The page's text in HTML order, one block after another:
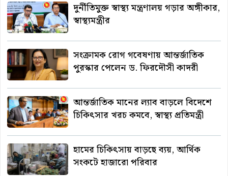
দুর্নীতিমুক্ত স্বাস্থ্য মন্ত্রণালয় গড়ার অঙ্গীকার,
স্বাস্থ্যমন্ত্রীর
সংক্রামক রোগ গবেষণায় আন্তর্জাতিক
পুরস্কার পেলেন ড. ফিরদৌসী কাদরী
আন্তর্জাতিক মানের ল্যাব বাড়লে বিদেশে
চিকিৎসার খরচ কমবে, স্বাস্থ্য প্রতিমন্ত্রী
হামের চিকিৎসায় বাড়ছে ব্যয়, আর্থিক
সংকটে হাজারো পরিবার